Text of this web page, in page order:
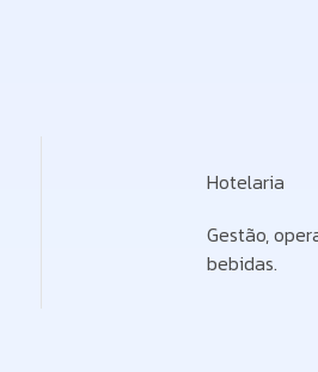
Hotelaria
Gestão,
bebidas.